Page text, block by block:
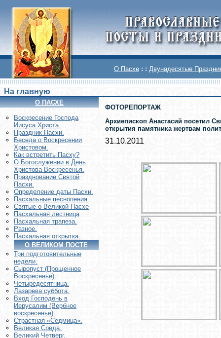
О Пасхе : : Двунадесятые
На главную
О ПАСХЕ
Воскреcение Господа
Иисуса Христа.
Праздник Пасхи.
Беседа о Воскресении
Христовом.
Как встретить Пасху?
О Богослужении в День
Христова Воскресенья.
Празднование Святой
Пасхи.
Определение даты Пасхи.
Пасхальные песнопения.
Святые о Великой Пасхе
Пасхальная лестница
Пасхальная трапеза.
Разное.
Пасхальная открытка.
О ВЕЛИКОМ ПОСТЕ
Три подготовительные
недели.
Сыропуст (Прощенное
Воскресенье).
Четыредесятница.
Лазарева суббота.
Вход Господень в
Иерусалим (Вербное
воскресенье).
Страстная «Седмица».
Великая Среда.
Великий Четверг.
ФОТОРЕПОРТАЖ
Архиепископ Анастасий посетил
открытия памятника жертвам
31.10.2011